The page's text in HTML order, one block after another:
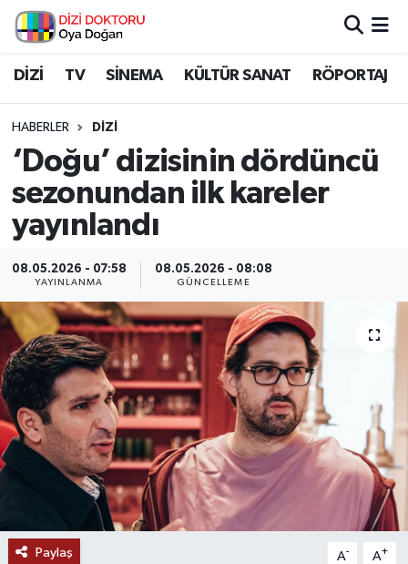
DİZİ TV SİNEMA KÜLTÜR SANAT RÖPORTAJ
HABERLER DİZİ
‘Doğu’ dizisinin dördüncü
sezonundan ilk kareler
yayınlandı
08.05.2026 - 07:58
YAYINLANMA
08.05.2026 - 08:08
GÜNCELLEME
Paylaş A- A+
İstanbul Nöbetçi Eczaneler
İstanbul Namaz Vakitleri
İstanbul Trafik Yoğunluk Haritası
Tüm Manşetler
Son Dakika Haberleri
Haber Arşivi